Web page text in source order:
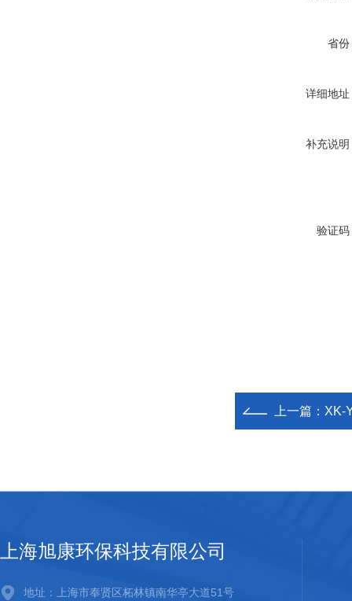
省份
详细地址
补充说明
验证码
上一篇： XK-
上海旭康环保科技有限公司
地址：上海市奉贤区柘林镇南华亭大道51号